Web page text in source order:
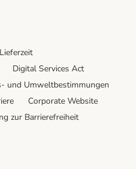
Digital Services Act
und Umweltbestimmungen
Corporate Website
zur Barrierefreiheit